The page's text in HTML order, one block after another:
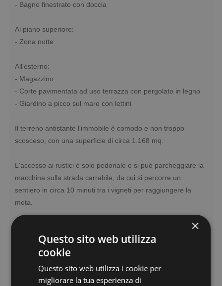
- Bagno finestrato con doccia
Al piano superiore:
- Zona notte
All'esterno:
- Magazzino
- Corte pavimentata ad uso terrazza con pergolato in legno
- Giardino a picco sul mare con lettini
Il terreno antistante l'immobile è comodo e non troppo
scosceso, con una superficie di circa 1.168 mq.
L'accesso ai rustici è solo pedonale e si può parcheggiare la
macchina sulla strada carrabile, da cui si percorre un
sentiero in circa 10 minuti tra i vigneti per raggiungere la
meta.
È importante sapere che i rustici possono essere utilizzati
liberamente, ma non sono da considerare una civile
abitazione, rimanendo accatastati come "magazzino" (C/2).
Non possono essere affittati ai turisti e non si può eleggere la
residenza al loro interno.
×
Questo sito web utilizza
cookie
Questo sito web utilizza i cookie per
migliorare la tua esperienza di